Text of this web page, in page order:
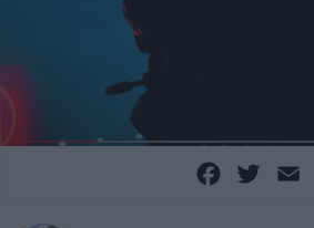
Facebook
Twitter